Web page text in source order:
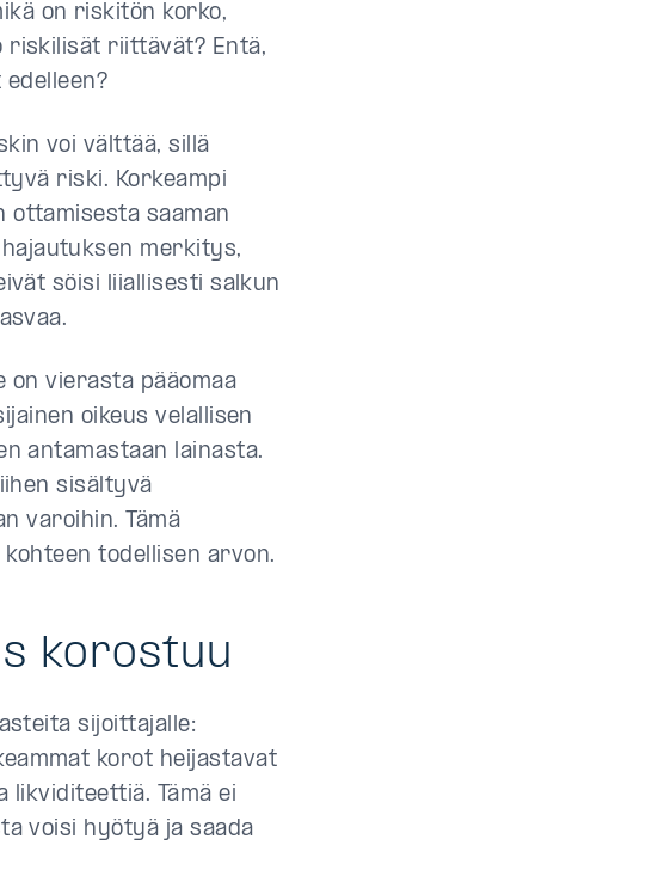
on riskitön korko,
riskilisät riittävät? Entä,
voi välttää, sillä
riski. Korkeampi
ottamisesta saaman
merkitys,
söisi liiallisesti salkun
on vierasta pääomaa
oikeus velallisen
antamastaan lainasta.
sisältyvä
varoihin. Tämä
todellisen arvon.
korostuu
sijoittajalle:
korot heijastavat
likviditeettiä. Tämä ei
voisi hyötyä ja saada